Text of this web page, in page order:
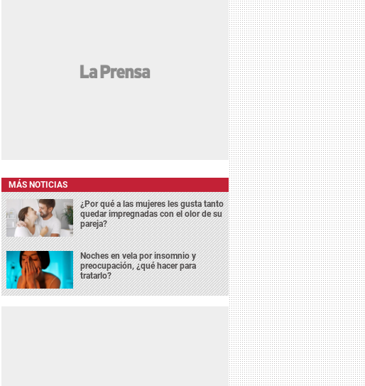
MÁS NOTICIAS
¿Por qué a las mujeres les gusta tanto
quedar impregnadas con el olor de su
pareja?
Noches en vela por insomnio y
preocupación, ¿qué hacer para
tratarlo?